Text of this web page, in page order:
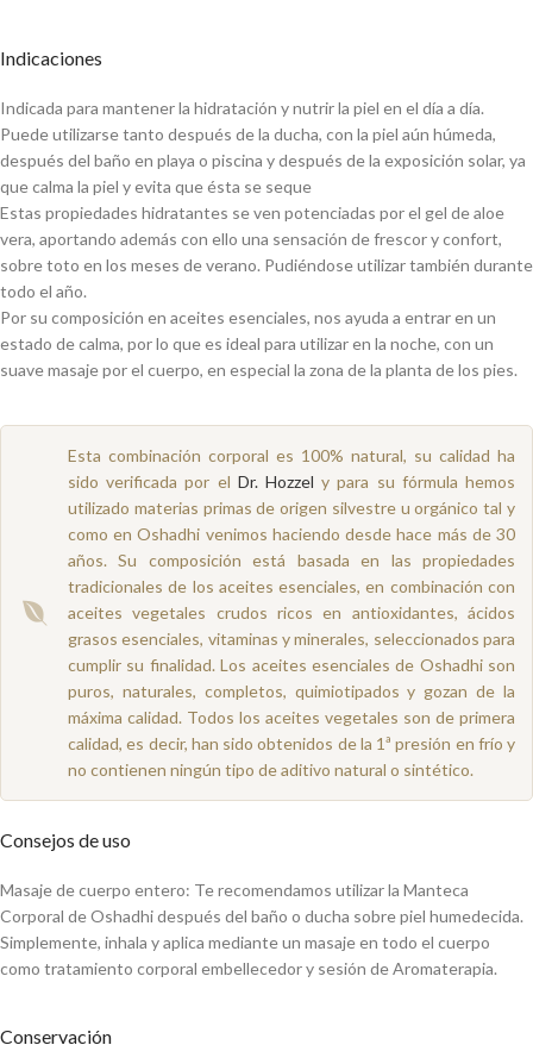
Indicaciones
Indicada para mantener la hidratación y nutrir la piel en el día a día.
Puede utilizarse tanto después de la ducha, con la piel aún húmeda,
después del baño en playa o piscina y después de la exposición solar, ya
que calma la piel y evita que ésta se seque
Estas propiedades hidratantes se ven potenciadas por el gel de aloe
vera, aportando además con ello una sensación de frescor y confort,
sobre toto en los meses de verano. Pudiéndose utilizar también durante
todo el año.
Por su composición en aceites esenciales, nos ayuda a entrar en un
estado de calma, por lo que es ideal para utilizar en la noche, con un
suave masaje por el cuerpo, en especial la zona de la planta de los pies.
Esta combinación corporal es 100% natural, su calidad ha
sido verificada por el Dr. Hozzel y para su fórmula hemos
utilizado materias primas de origen silvestre u orgánico tal y
como en Oshadhi venimos haciendo desde hace más de 30
años. Su composición está basada en las propiedades
tradicionales de los aceites esenciales, en combinación con
aceites vegetales crudos ricos en antioxidantes, ácidos
grasos esenciales, vitaminas y minerales, seleccionados para
cumplir su finalidad. Los aceites esenciales de Oshadhi son
puros, naturales, completos, quimiotipados y gozan de la
máxima calidad. Todos los aceites vegetales son de primera
calidad, es decir, han sido obtenidos de la 1ª presión en frío y
no contienen ningún tipo de aditivo natural o sintético.
Consejos de uso
Masaje de cuerpo entero: Te recomendamos utilizar la Manteca
Corporal de Oshadhi después del baño o ducha sobre piel humedecida.
Simplemente, inhala y aplica mediante un masaje en todo el cuerpo
como tratamiento corporal embellecedor y sesión de Aromaterapia.
Conservación